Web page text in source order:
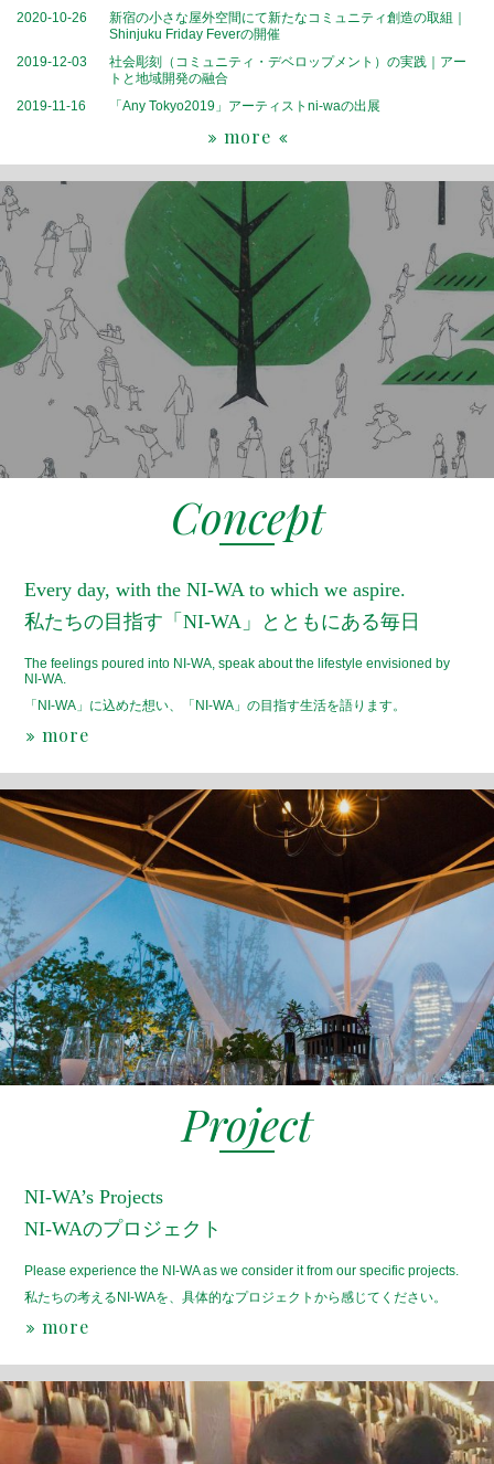
2020-10-26
新宿の小さな屋外空間にて新たなコミュニティ創造の取組｜
Shinjuku Friday Feverの開催
2019-12-03
社会彫刻（コミュニティ・デベロップメント）の実践｜アー
トと地域開発の融合
2019-11-16
「Any Tokyo2019」アーティストni-waの出展
more
Concept
Every day, with the NI-WA to which we aspire.
私たちの目指す「NI-WA」とともにある毎日
The feelings poured into NI-WA, speak about the lifestyle envisioned by
NI-WA.
「NI-WA」に込めた想い、「NI-WA」の目指す生活を語ります。
more
Project
NI-WA’s Projects
NI-WAのプロジェクト
Please experience the NI-WA as we consider it from our specific projects.
私たちの考えるNI-WAを、具体的なプロジェクトから感じてください。
more